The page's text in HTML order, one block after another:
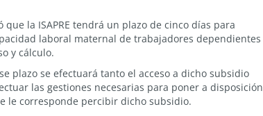
la ISAPRE tendrá un plazo de cinco días para
laboral maternal de trabajadores dependientes
y cálculo.
plazo se efectuará tanto el acceso a dicho subsidio
las gestiones necesarias para poner a disposición
le corresponde percibir dicho subsidio.